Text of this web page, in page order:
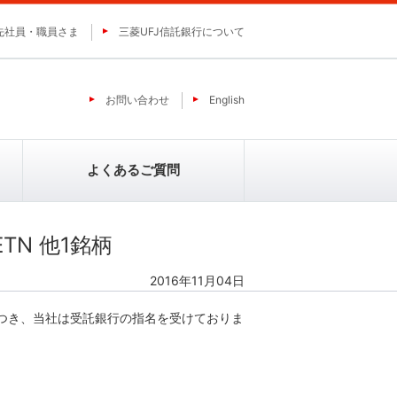
他1銘柄
2016年11月04日
、当社は受託銀行の指名を受けておりま
社員・職員さま 三菱UFJ信託銀行について
お問い合わせ English
ＹＣＰホールディングス（グロー
よくあるご質問